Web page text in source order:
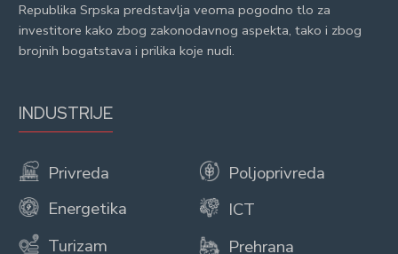
Republika Srpska predstavlja veoma pogodno tlo za
investitore kako zbog zakonodavnog aspekta, tako i zbog
brojnih bogatstava i prilika koje nudi.
INDUSTRIJE
Privreda
Energetika
Turizam
Poljoprivreda
ICT
Prehrana